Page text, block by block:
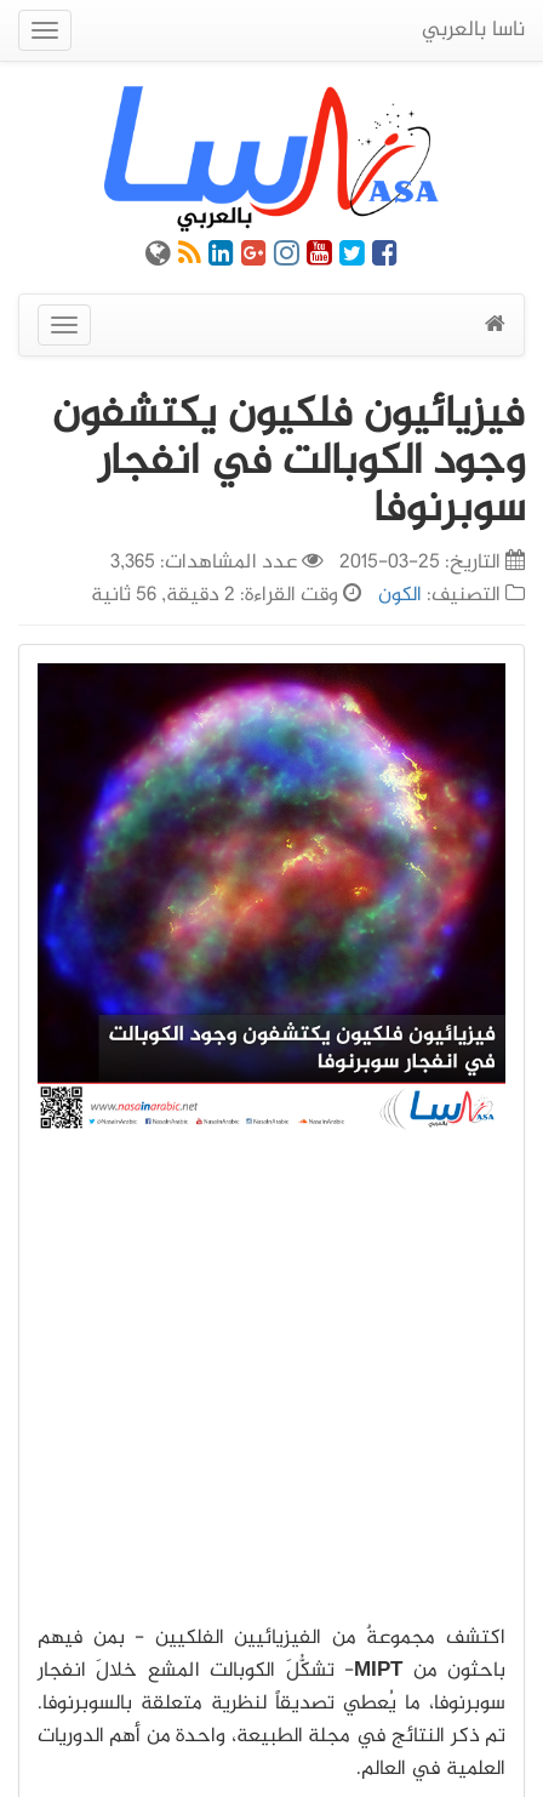
ناسا بالعربي
عرض
القائمة
فيزيائيون فلكيون يكتشفون
وجود الكوبالت في انفجار
سوبرنوفا
التاريخ: 25-03-2015
عدد المشاهدات: 3,365
التصنيف: الكون وقت القراءة: 2 دقيقة, 56 ثانية
اكتشف مجموعةٌ من الفيزيائيين الفلكيين - بمن فيهم
باحثون منMIPT- تشكُّلَ الكوبالت المشع خلالَ انفجار
سوبرنوفا، ما يُعطي تصديقاً لنظرية متعلقة بالسوبرنوفا.
تم ذكر النتائج في مجلة الطبيعة، واحدة من أهم الدوريات
العلمية في العالم.